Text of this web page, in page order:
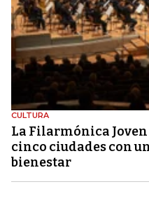
CULTURA
La Filarmónica
cinco ciudades con
bienestar